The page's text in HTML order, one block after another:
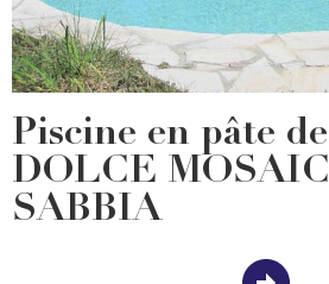
Piscine en pâte
DOLCE
SABBIA